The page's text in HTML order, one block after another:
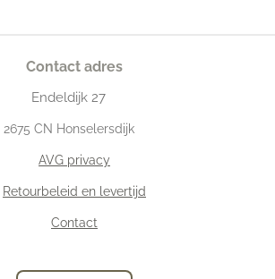
Contact adres
Endeldijk 27
2675 CN Honselersdijk
AVG privacy
Retourbeleid en levertijd
Contact